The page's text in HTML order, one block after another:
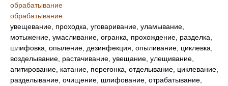
обрабатывание
обрабатывание
увещевание, проходка, уговаривание, уламывание,
мотыжение, умасливание, огранка, прохождение, разделка,
шлифовка, опыление, дезинфекция, опыливание, циклевка,
возделывание, растачивание, увещание, улещивание,
агитирование, катание, перегонка, отделывание, циклевание,
разделывание, очищение, шлифование, отрабатывание,